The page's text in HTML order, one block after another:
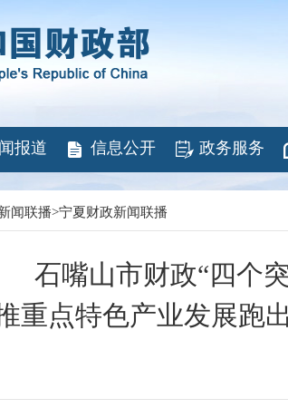
报道 信息公开 政务服务
闻联播>宁夏财政新闻联播
石嘴山市财政“四个
重点特色产业发展跑